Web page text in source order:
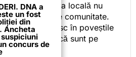
Pentru că presa locală nu
mine, ci despre comunitate.
se regăsesc în poveștile
înseamnă că sunt pe
DNA a
un fost
din
Ancheta
concurs de